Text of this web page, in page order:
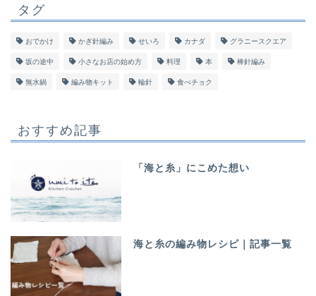
タグ
おでかけ かぎ針編み せいろ カナダ グラニースクエア
坂の途中 小さなお店の始め方 料理 本 棒針編み
無水鍋 編み物キット 輪針 食べチョク
おすすめ記事
「海と糸」にこめた想い
海と糸の編み物レシピ｜記事一覧